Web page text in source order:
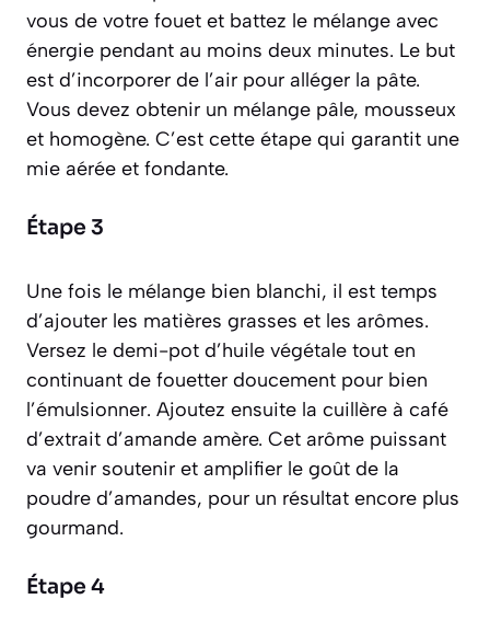
vous de votre fouet et battez le mélange avec
énergie pendant au moins deux minutes. Le but
est d’incorporer de l’air pour alléger la pâte.
Vous devez obtenir un mélange pâle, mousseux
et homogène. C’est cette étape qui garantit une
mie aérée et fondante.
Étape 3
Une fois le mélange bien blanchi, il est temps
d’ajouter les matières grasses et les arômes.
Versez le demi-pot d’huile végétale tout en
continuant de fouetter doucement pour bien
l’émulsionner. Ajoutez ensuite la cuillère à café
d’extrait d’amande amère. Cet arôme puissant
va venir soutenir et amplifier le goût de la
poudre d’amandes, pour un résultat encore plus
gourmand.
Étape 4